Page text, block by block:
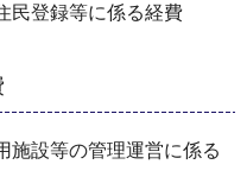
民登録等に係る経費
施設等の管理運営に係る